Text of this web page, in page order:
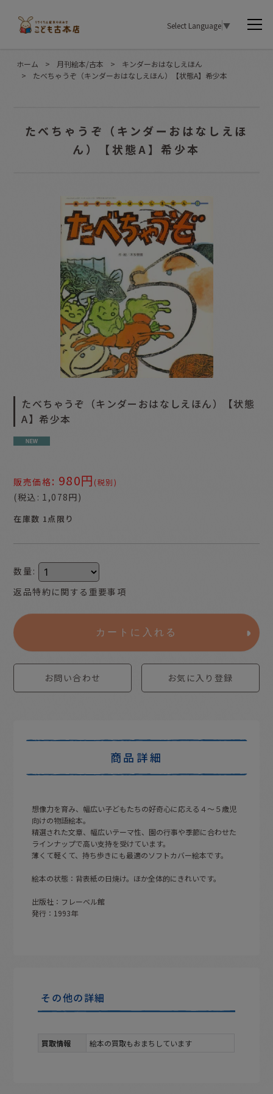
Select Language▼
ホーム > 月刊絵本/古本 >
キンダーおはなしえほん
>
たべちゃうぞ（キンダーおはなしえほん）【状態A】希少本
たべちゃうぞ（キンダーおはなしえほ
ん）【状態A】希少本
たべちゃうぞ（キンダーおはなしえほん）【状態
A】希少本
販売価格: 980円 (税別)
(税込 : 1,078円)
在庫数 1点限り
数量 :
返品特約に関する重要事項
カートに入れる
お問い合わせ お気に入り登録
商品詳細
想像力を育み、幅広い子どもたちの好奇心に応える４〜５歳児
向けの物語絵本。
精選された文章、幅広いテーマ性、園の行事や季節に合わせた
ラインナップで高い支持を受けています。
薄くて軽くて、持ち歩きにも最適のソフトカバー絵本です。
絵本の状態：背表紙の日焼け。ほか全体的にきれいです。
出版社：フレーベル館
発行：1993年
その他の詳細
買取情報 絵本の買取もおまちしています